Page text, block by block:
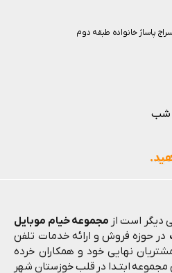
دیگر است از مجموعه خیام موبایل
در حوزه فروش و ارائه خدمات تلفن
نهایی خود و همکاران خرده
مجموعه ابتـدا در قلب خوزستان شهر
پاساژ خانواده طبقه دوم